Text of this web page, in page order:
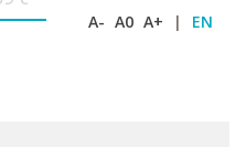
A- A0 A+ | EN